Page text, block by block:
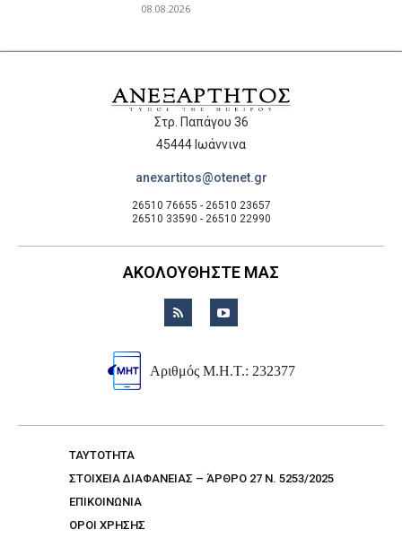
08.08.2026
Στρ. Παπάγου 36
45444 Ιωάννινα
anexartitos@otenet.gr
26510 76655 - 26510 23657
26510 33590 - 26510 22990
ΑΚΟΛΟΥΘΗΣΤΕ ΜΑΣ
Αριθμός Μ.Η.Τ.: 232377
TAYTOTHTA
ΣΤΟΙΧΕΙΑ ΔΙΑΦΑΝΕΙΑΣ – ΆΡΘΡΟ 27 Ν. 5253/2025
ΕΠΙΚΟΙΝΩΝΙΑ
ΟΡΟΙ ΧΡΗΣΗΣ